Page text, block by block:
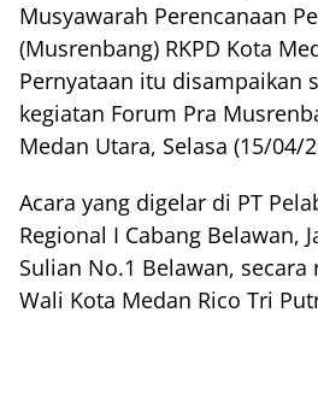
Musyawarah Perencanaan
(Musrenbang) RKPD Kota
Pernyataan itu disampaikan
kegiatan Forum Pra
Medan Utara, Selasa (15/04/
Acara yang digelar di PT
Regional I Cabang Belawan,
Sulian No.1 Belawan,
Wali Kota Medan Rico Tri